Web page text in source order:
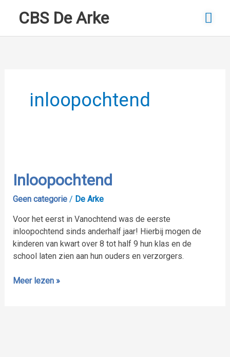
CBS De Arke
inloopochtend
Inloopochtend
Geen categorie/ De Arke
Voor het eerst in Vanochtend was de eerste
inloopochtend sinds anderhalf jaar! Hierbij mogen de
kinderen van kwart over 8 tot half 9 hun klas en de
school laten zien aan hun ouders en verzorgers.
Meer lezen »